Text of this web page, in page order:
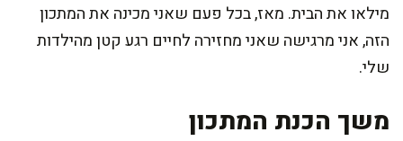
מילאו את הבית. מאז, בכל פעם שאני מכינה את המתכון
הזה, אני מרגישה שאני מחזירה לחיים רגע קטן מהילדות
שלי.
משך הכנת המתכון